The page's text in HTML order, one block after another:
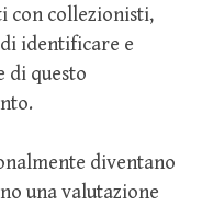
con collezionisti,
identificare e
di questo
diventano
una valutazione